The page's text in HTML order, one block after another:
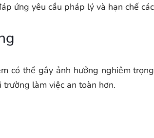
ứng yêu cầu pháp lý và hạn chế
có thể gây ảnh hưởng nghiêm
làm việc an toàn hơn.